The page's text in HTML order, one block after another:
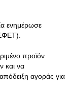
ενημέρωσε
προϊόν
και να
αγοράς για